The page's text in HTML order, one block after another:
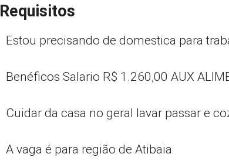
Requisitos
Estou precisando de domestica para
Benéficos Salario R$ 1.260,00 AUX
Cuidar da casa no geral lavar passar e
A vaga é para região de Atibaia